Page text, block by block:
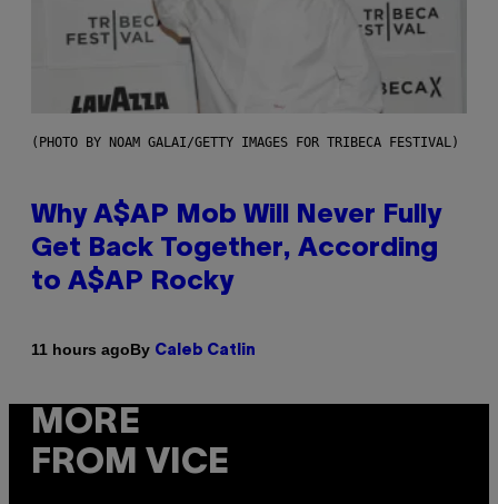
(PHOTO BY NOAM GALAI/GETTY IMAGES FOR TRIBECA FESTIVAL)
Why A$AP Mob Will Never Fully
Get Back Together, According
to A$AP Rocky
11 hours agoBy Caleb Catlin
MORE
FROM VICE